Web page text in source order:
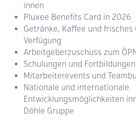
innen
Pluxee Benefits Card in 2026
Getränke, Kaffee und frisches
Verfügung
Arbeitgeberzuschuss zum
Schulungen und Fortbildungen
Mitarbeiterevents und
Nationale und internationale
Entwicklungsmöglichkeiten
Döhle Gruppe